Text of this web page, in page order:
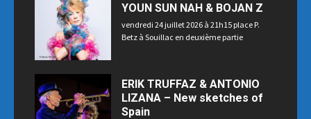
YOUN SUN NAH & BOJAN Z
vendredi 24 juillet 2026 à 21h15 place P.
Betz à Souillac en deuxième partie
ERIK TRUFFAZ & ANTONIO
LIZANA – New sketches of
Spain